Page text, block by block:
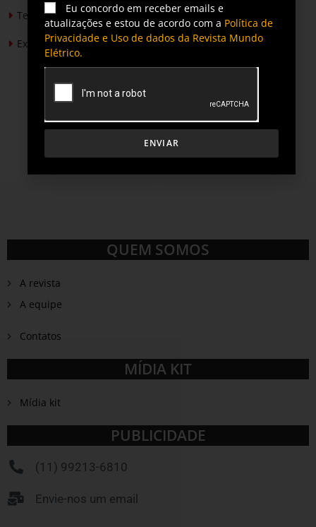
Tendências de Iluminação em 2026
Expansão da energia solar no Brasil
QUEM SOMOS
A revista
A equipe
Contatos
MÍDIA KIT
Mídia kit
PUBLICIDADE
(11) 99213-6810
Envie-nos um email
Eu concordo em receber emails e
atualizações e estou de acordo com a Política de
Privacidade e Uso de dados da Revista Mundo
Elétrico.
ENVIAR